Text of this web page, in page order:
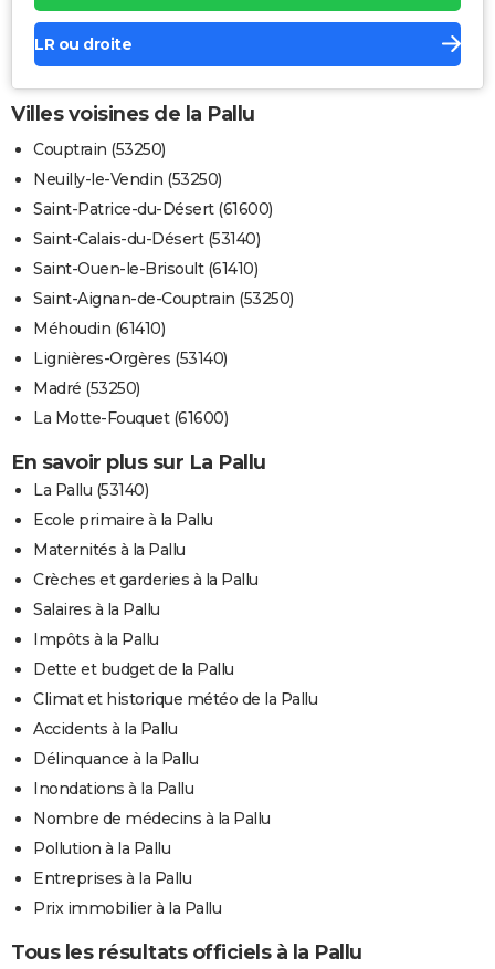
LR ou droite
Villes voisines de la Pallu
Couptrain (53250)
Neuilly-le-Vendin (53250)
Saint-Patrice-du-Désert (61600)
Saint-Calais-du-Désert (53140)
Saint-Ouen-le-Brisoult (61410)
Saint-Aignan-de-Couptrain (53250)
Méhoudin (61410)
Lignières-Orgères (53140)
Madré (53250)
La Motte-Fouquet (61600)
En savoir plus sur La Pallu
La Pallu (53140)
Ecole primaire à la Pallu
Maternités à la Pallu
Crèches et garderies à la Pallu
Salaires à la Pallu
Impôts à la Pallu
Dette et budget de la Pallu
Climat et historique météo de la Pallu
Accidents à la Pallu
Délinquance à la Pallu
Inondations à la Pallu
Nombre de médecins à la Pallu
Pollution à la Pallu
Entreprises à la Pallu
Prix immobilier à la Pallu
Tous les résultats officiels à la Pallu